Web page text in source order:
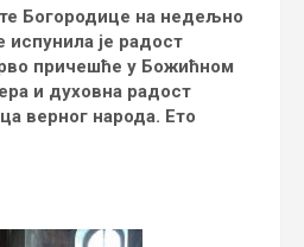
Богородице на недељно
испунила је радост
причешће у Божићном
и духовна радост
верног народа. Ето